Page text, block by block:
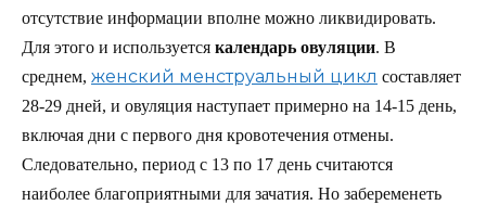
отсутствие информации вполне можно ликвидировать.
Для этого и используется календарь овуляции. В
среднем, женский менструальный цикл составляет
28-29 дней, и овуляция наступает примерно на 14-15 день,
включая дни с первого дня кровотечения отмены.
Следовательно, период с 13 по 17 день считаются
наиболее благоприятными для зачатия. Но забеременеть